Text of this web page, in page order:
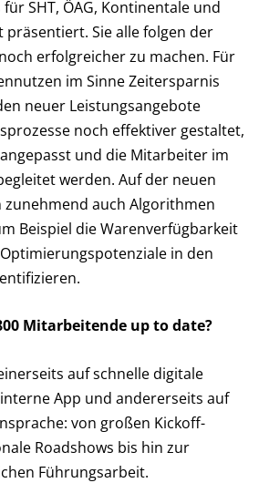
SHT, ÖAG, Kontinentale und
präsentiert. Sie alle folgen der
erfolgreicher zu machen. Für
im Sinne Zeitersparnis
neuer Leistungsangebote
noch effektiver gestaltet,
und die Mitarbeiter im
werden. Auf der neuen
auch Algorithmen
Beispiel die Warenverfügbarkeit
in den
Mitarbeitende up to date?
auf schnelle digitale
App und andererseits auf
von großen Kickoff-
Roadshows bis hin zur
Führungsarbeit.